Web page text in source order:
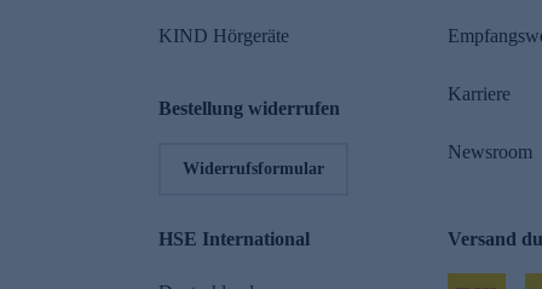
KIND Hörgeräte
Bestellung widerrufen
Widerrufsformular
Karriere
Newsroom
HSE International Versand